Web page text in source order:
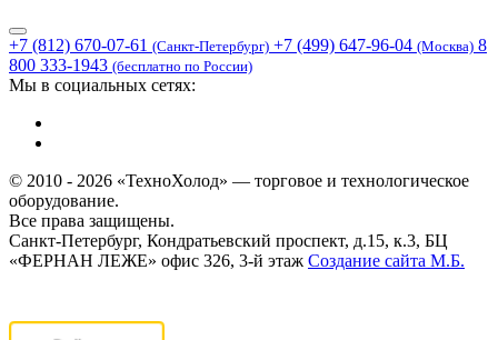
+7 (812) 670-07-61 (Санкт-Петербург) +7 (499) 647-96-04 (Москва) 8
800 333-1943 (бесплатно по России)
Мы в социальных сетях:
© 2010 - 2026 «ТехноХолод» — торговое и технологическое
оборудование.
Все права защищены.
Санкт-Петербург, Кондратьевский проспект, д.15, к.3, БЦ
«ФЕРНАН ЛЕЖЕ» офис 326, 3-й этаж Создание сайта М.Б.